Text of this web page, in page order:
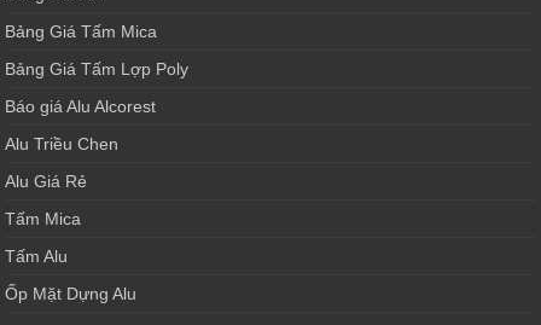
Bảng Giá Tấm Mica
Bảng Giá Tấm Lợp Poly
Báo giá Alu Alcorest
Alu Triều Chen
Alu Giá Rẻ
Tấm Mica
Tấm Alu
Ốp Mặt Dựng Alu